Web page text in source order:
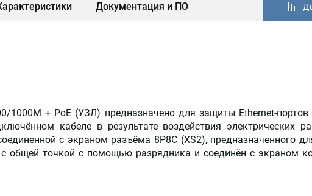
Документация и ПО
1000M + PoE (УЗЛ) предназначено для защиты Ethernet-
кабеле в результате воздействия электрических
с экраном разъёма 8P8C (ХS2), предназначенного
с общей точкой с помощью разрядника и соединён с экраном